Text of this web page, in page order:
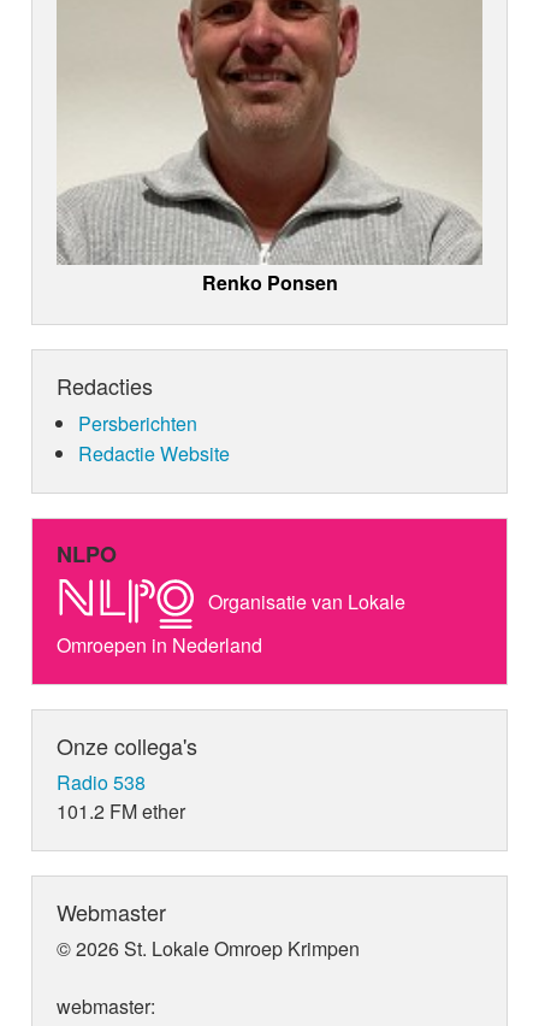
Renko Ponsen
Redacties
Persberichten
Redactie Website
NLPO
Organisatie van Lokale
Omroepen in Nederland
Onze collega's
Radio 538
101.2 FM ether
Webmaster
© 2026 St. Lokale Omroep Krimpen
webmaster: